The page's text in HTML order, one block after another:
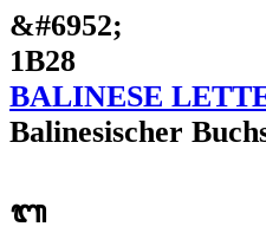
&#6952;
1B28
BALINESE
Balinesischer
ᬩ